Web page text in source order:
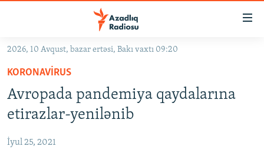
Əsas
qayıt
Əsas
naviqasiyaya
qayıt
Axtarışa
keç
KORRUPSIOMETR
FƏRQƏ BAX
2026, 10 Avqust, bazar ertəsi, Bakı vaxtı 09:20
KORONAVIRUS
Avropada pandemiya qaydalarına
etirazlar-yenilənib
İyul 25, 2021